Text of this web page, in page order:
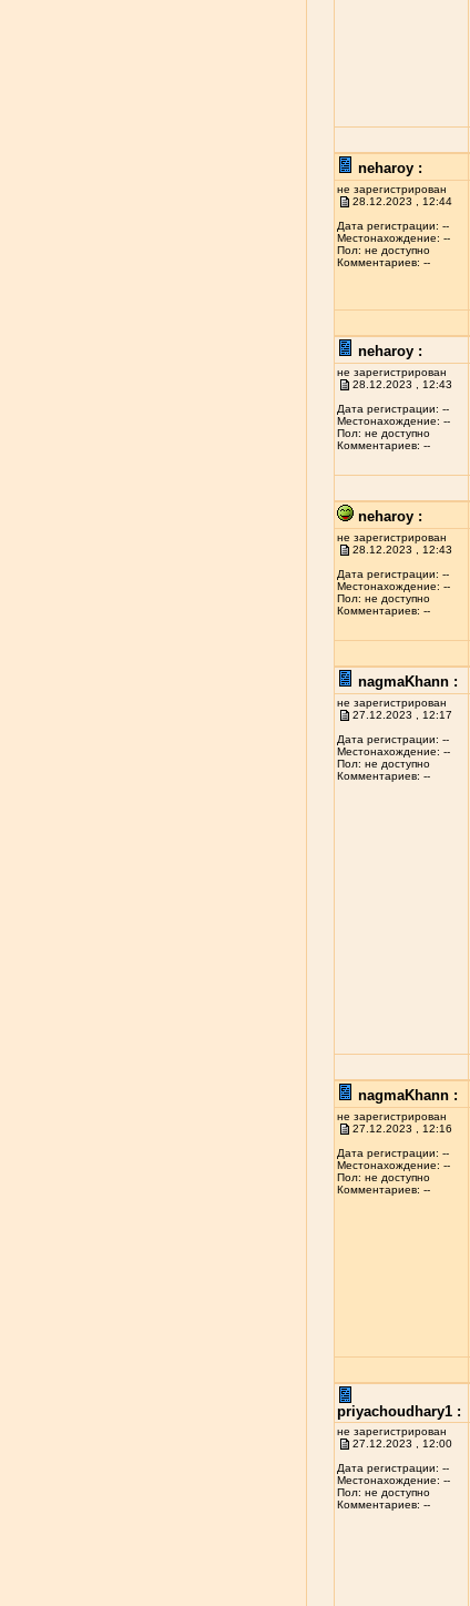
neharoy :
не зарегистрирован
28.12.2023 , 12:44
Дата регистрации: --
Местонахождение: --
Пол: не доступно
Комментариев: --
neharoy :
не зарегистрирован
28.12.2023 , 12:43
Дата регистрации: --
Местонахождение: --
Пол: не доступно
Комментариев: --
neharoy :
не зарегистрирован
28.12.2023 , 12:43
Дата регистрации: --
Местонахождение: --
Пол: не доступно
Комментариев: --
nagmaKhann :
не зарегистрирован
27.12.2023 , 12:17
Дата регистрации: --
Местонахождение: --
Пол: не доступно
Комментариев: --
nagmaKhann :
не зарегистрирован
27.12.2023 , 12:16
Дата регистрации: --
Местонахождение: --
Пол: не доступно
Комментариев: --
priyachoudhary1 :
не зарегистрирован
27.12.2023 , 12:00
Дата регистрации: --
Местонахождение: --
Пол: не доступно
Комментариев: --